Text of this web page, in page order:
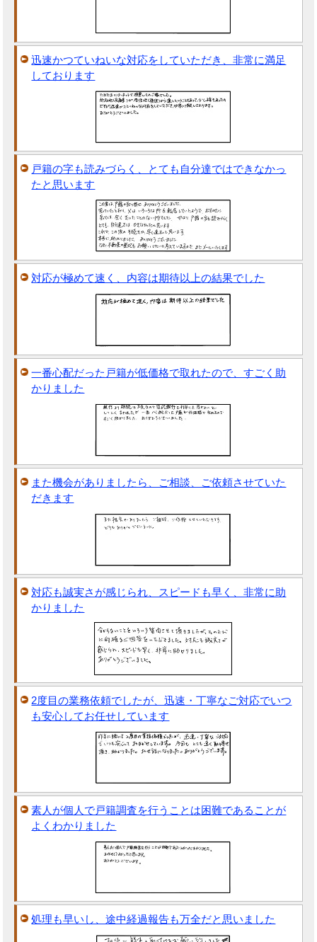
迅速かつていねいな対応をしていただき、非常に満足
しております
戸籍の字も読みづらく、とても自分達ではできなかっ
たと思います
対応が極めて速く、内容は期待以上の結果でした
一番心配だった戸籍が低価格で取れたので、すごく助
かりました
また機会がありましたら、ご相談、ご依頼させていた
だきます
対応も誠実さが感じられ、スピードも早く、非常に助
かりました
2度目の業務依頼でしたが、迅速・丁寧なご対応でいつ
も安心してお任せしています
素人が個人で戸籍調査を行うことは困難であることが
よくわかりました
処理も早いし、途中経過報告も万全だと思いました